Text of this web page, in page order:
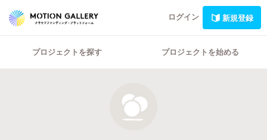
ログイン 新規登録
プロジェクトを探す プロジェクトを始める